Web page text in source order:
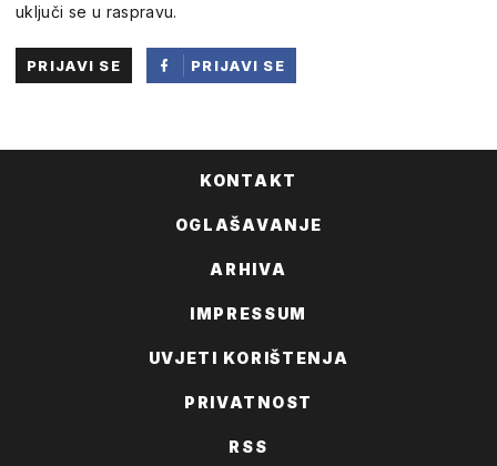
uključi se u raspravu.
PRIJAVI SE
PRIJAVI SE
KONTAKT
OGLAŠAVANJE
ARHIVA
IMPRESSUM
UVJETI KORIŠTENJA
PRIVATNOST
RSS